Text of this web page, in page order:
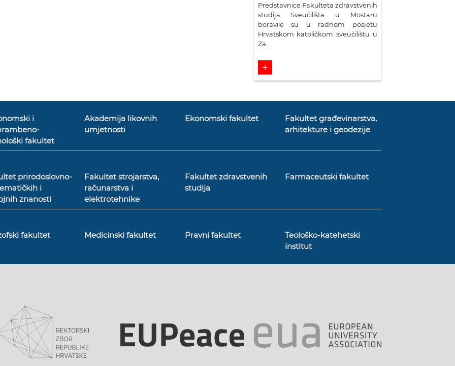
Predstavnice Fakulteta zdravstvenih
studija Sveučilišta u Mostaru
boravile su u radnom posjetu
Hrvatskom katoličkom sveučilištu u
Za...
add
i
fakultet
Akademija likovnih
umjetnosti
Ekonomski fakultet
Fakultet građevinarstva,
arhitekture i geodezije
prirodoslovno-
i
znanosti
Fakultet strojarstva,
računarstva i
elektrotehnike
Fakultet zdravstvenih
studija
Farmaceutski fakultet
fakultet Medicinski fakultet Pravni fakultet
Teološko-katehetski
institut